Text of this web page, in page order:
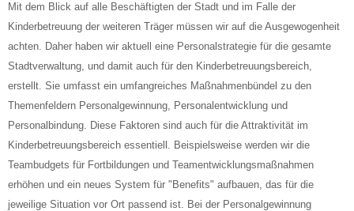
Mit dem Blick auf alle Beschäftigten der Stadt und im Falle der
Kinderbetreuung der weiteren Träger müssen wir auf die Ausgewogenheit
achten. Daher haben wir aktuell eine Personalstrategie für die gesamte
Stadtverwaltung, und damit auch für den Kinderbetreuungsbereich,
erstellt. Sie umfasst ein umfangreiches Maßnahmenbündel zu den
Themenfeldern Personalgewinnung, Personalentwicklung und
Personalbindung. Diese Faktoren sind auch für die Attraktivität im
Kinderbetreuungsbereich essentiell. Beispielsweise werden wir die
Teambudgets für Fortbildungen und Teamentwicklungsmaßnahmen
erhöhen und ein neues System für "Benefits" aufbauen, das für die
jeweilige Situation vor Ort passend ist. Bei der Personalgewinnung